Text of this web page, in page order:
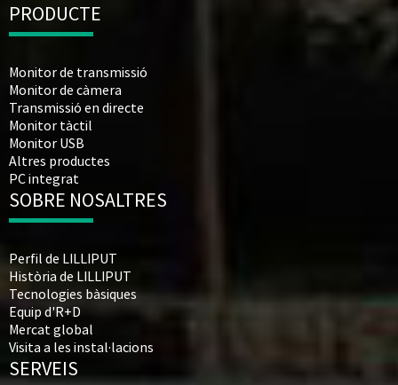
PRODUCTE
Monitor de transmissió
Monitor de càmera
Transmissió en directe
Monitor tàctil
Monitor USB
Altres productes
PC integrat
SOBRE NOSALTRES
Perfil de LILLIPUT
Història de LILLIPUT
Tecnologies bàsiques
Equip d'R+D
Mercat global
Visita a les instal·lacions
SERVEIS